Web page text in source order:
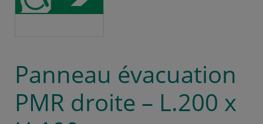
Panneau évacuation
PMR droite – L.200 x